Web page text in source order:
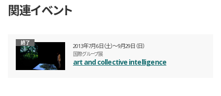
関連イベント
2013年7月6日（土）〜9月29日（日）
終了
国際グループ展
art and collective intelligence